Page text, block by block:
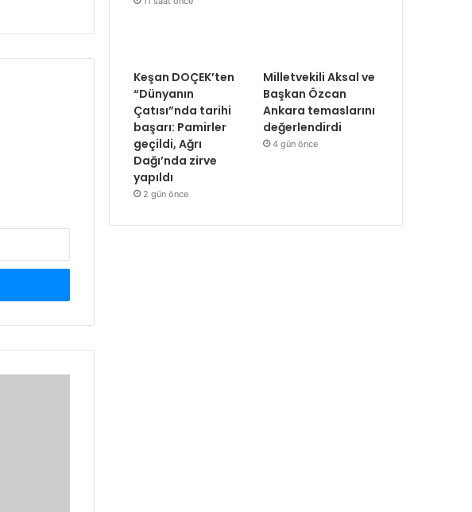
Keşan DOÇEK’ten
“Dünyanın
Çatısı”nda tarihi
başarı: Pamirler
geçildi, Ağrı
Dağı’nda zirve
yapıldı
2 gün önce
Milletvekili Aksal ve
Başkan Özcan
Ankara temaslarını
değerlendirdi
4 gün önce